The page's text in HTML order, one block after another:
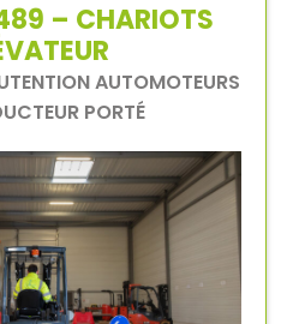
– CHARIOTS
AUTOMOTEURS
PORTÉ